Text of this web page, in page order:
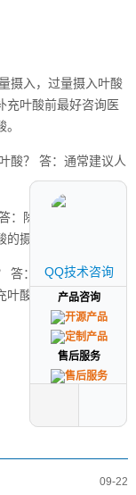
摄入，过量摄入叶酸
充叶酸前最好咨询医
酸？ 答：通常建议人
：除了食物，人工代
摄入需求。
答：人工代怀孕妈在
酸前最好咨询医生
09-22
QQ技术咨询
产品咨询
售后服务
QQ技术咨询
产品咨询
售后服务